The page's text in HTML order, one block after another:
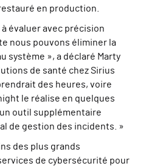
en production.
évaluer avec précision
nous pouvons éliminer la
système », a déclaré Marty
de santé chez Sirius
des heures, voire
le réalise en quelques
outil supplémentaire
de gestion des incidents. »
des plus grands
de cybersécurité pour